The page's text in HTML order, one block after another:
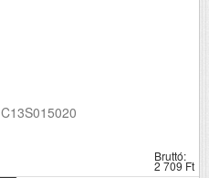
C13S015020
Bruttó:
2 709 Ft